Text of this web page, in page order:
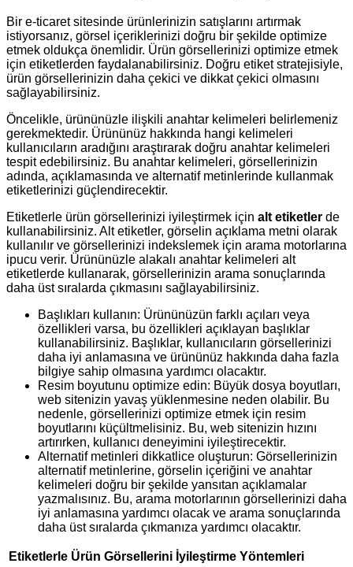
Bir e-ticaret sitesinde ürünlerinizin satışlarını artırmak
istiyorsanız, görsel içeriklerinizi doğru bir şekilde optimize
etmek oldukça önemlidir. Ürün görsellerinizi optimize etmek
için etiketlerden faydalanabilirsiniz. Doğru etiket stratejisiyle,
ürün görsellerinizin daha çekici ve dikkat çekici olmasını
sağlayabilirsiniz.
Öncelikle, ürününüzle ilişkili anahtar kelimeleri belirlemeniz
gerekmektedir. Ürününüz hakkında hangi kelimeleri
kullanıcıların aradığını araştırarak doğru anahtar kelimeleri
tespit edebilirsiniz. Bu anahtar kelimeleri, görsellerinizin
adında, açıklamasında ve alternatif metinlerinde kullanmak
etiketlerinizi güçlendirecektir.
Etiketlerle ürün görsellerinizi iyileştirmek için alt etiketler de
kullanabilirsiniz. Alt etiketler, görselin açıklama metni olarak
kullanılır ve görsellerinizi indekslemek için arama motorlarına
ipucu verir. Ürününüzle alakalı anahtar kelimeleri alt
etiketlerde kullanarak, görsellerinizin arama sonuçlarında
daha üst sıralarda çıkmasını sağlayabilirsiniz.
Başlıkları kullanın: Ürününüzün farklı açıları veya
özellikleri varsa, bu özellikleri açıklayan başlıklar
kullanabilirsiniz. Başlıklar, kullanıcıların görsellerinizi
daha iyi anlamasına ve ürününüz hakkında daha fazla
bilgiye sahip olmasına yardımcı olacaktır.
Resim boyutunu optimize edin: Büyük dosya boyutları,
web sitenizin yavaş yüklenmesine neden olabilir. Bu
nedenle, görsellerinizi optimize etmek için resim
boyutlarını küçültmelisiniz. Bu, web sitenizin hızını
artırırken, kullanıcı deneyimini iyileştirecektir.
Alternatif metinleri dikkatlice oluşturun: Görsellerinizin
alternatif metinlerine, görselin içeriğini ve anahtar
kelimeleri doğru bir şekilde yansıtan açıklamalar
yazmalısınız. Bu, arama motorlarının görsellerinizi daha
iyi anlamasına yardımcı olacak ve arama sonuçlarında
daha üst sıralarda çıkmanıza yardımcı olacaktır.
Etiketlerle Ürün Görsellerini İyileştirme Yöntemleri